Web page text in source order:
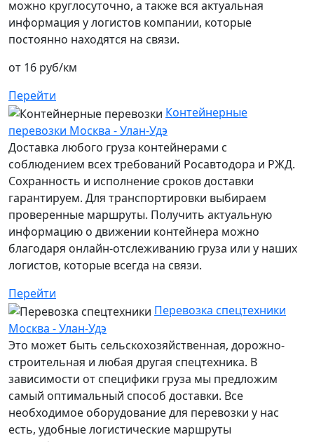
можно круглосуточно, а также вся актуальная
информация у логистов компании, которые
постоянно находятся на связи.
от 16 руб/км
Перейти
Контейнерные
перевозки Москва - Улан-Удэ
Доставка любого груза контейнерами с
соблюдением всех требований Росавтодора и РЖД.
Сохранность и исполнение сроков доставки
гарантируем. Для транспортировки выбираем
проверенные маршруты. Получить актуальную
информацию о движении контейнера можно
благодаря онлайн-отслеживанию груза или у наших
логистов, которые всегда на связи.
Перейти
Перевозка спецтехники
Москва - Улан-Удэ
Это может быть сельскохозяйственная, дорожно-
строительная и любая другая спецтехника. В
зависимости от специфики груза мы предложим
самый оптимальный способ доставки. Все
необходимое оборудование для перевозки у нас
есть, удобные логистические маршруты